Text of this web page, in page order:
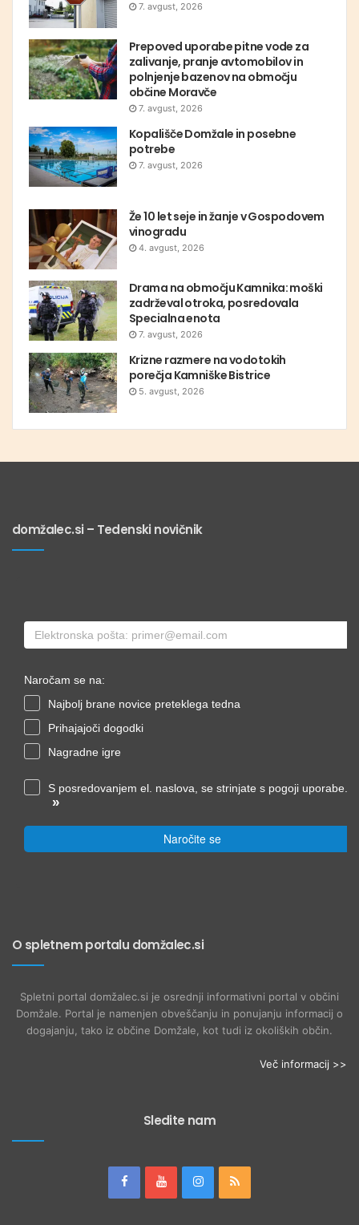
7. avgust, 2026
Prepoved uporabe pitne vode za
zalivanje, pranje avtomobilov in
polnjenje bazenov na območju
občine Moravče
7. avgust, 2026
Kopališče Domžale in posebne
potrebe
7. avgust, 2026
Že 10 let seje in žanje v Gospodovem
vinogradu
4. avgust, 2026
Drama na območju Kamnika: moški
zadrževal otroka, posredovala
Specialna enota
7. avgust, 2026
Krizne razmere na vodotokih
porečja Kamniške Bistrice
5. avgust, 2026
domžalec.si – Tedenski novičnik
Naročam se na:
Najbolj brane novice preteklega tedna
Prihajajoči dogodki
Nagradne igre
S posredovanjem el. naslova, se strinjate s pogoji uporabe.
»
Naročite se
O spletnem portalu domžalec.si
Spletni portal domžalec.si je osrednji informativni portal v občini
Domžale. Portal je namenjen obveščanju in ponujanju informacij o
dogajanju, tako iz občine Domžale, kot tudi iz okoliških občin.
Več informacij >>
Sledite nam